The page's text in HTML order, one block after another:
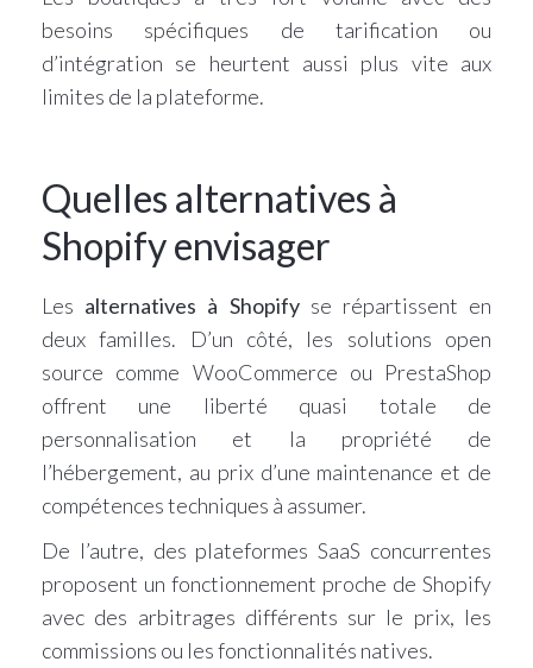
besoins spécifiques de tarification ou
d’intégration se heurtent aussi plus vite aux
limites de la plateforme.
Quelles alternatives à
Shopify envisager
Les alternatives à Shopifyse répartissent en
deux familles. D’un côté, les solutions open
source comme WooCommerce ou PrestaShop
offrent une liberté quasi totale de
personnalisation et la propriété de
l’hébergement, au prix d’une maintenance et de
compétences techniques à assumer.
De l’autre, des plateformes SaaS concurrentes
proposent un fonctionnement proche de Shopify
avec des arbitrages différents sur le prix, les
commissions ou les fonctionnalités natives.